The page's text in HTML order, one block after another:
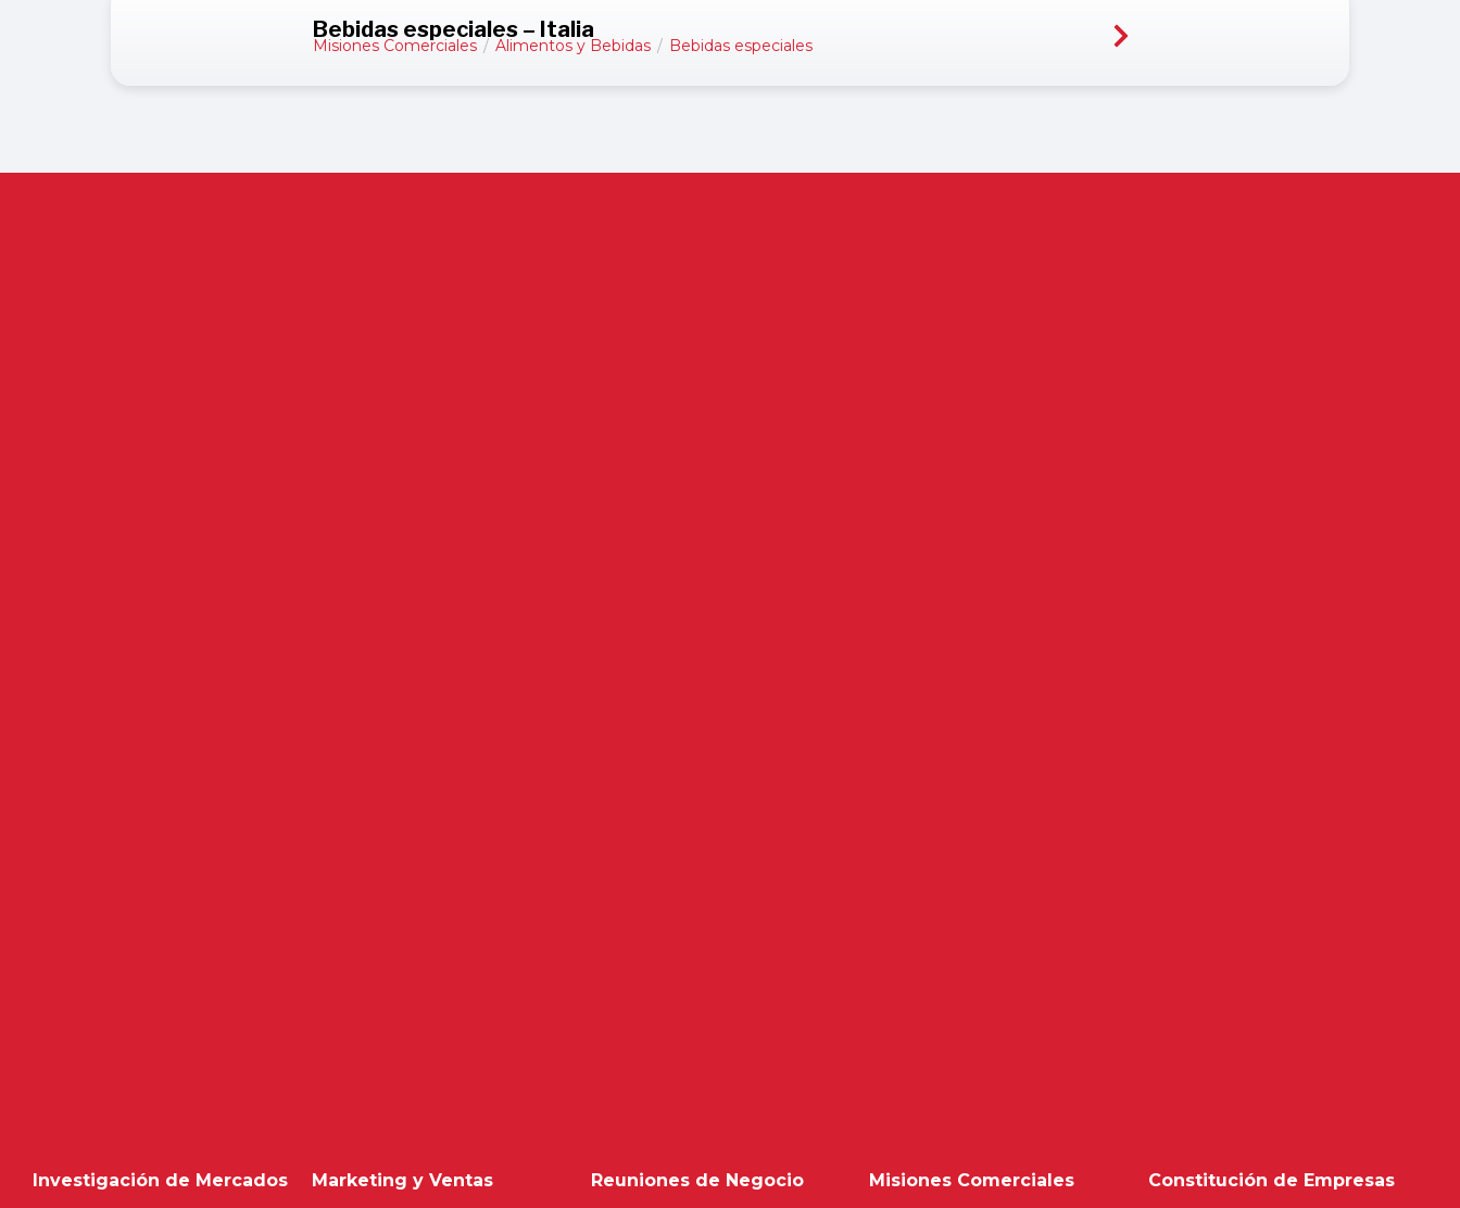
Bebidas especiales – Italia
Misiones Comerciales / Alimentos y Bebidas / Bebidas especiales
Investigación de Mercados Marketing y Ventas Reuniones de Negocio Misiones Comerciales Constitución de Empresas